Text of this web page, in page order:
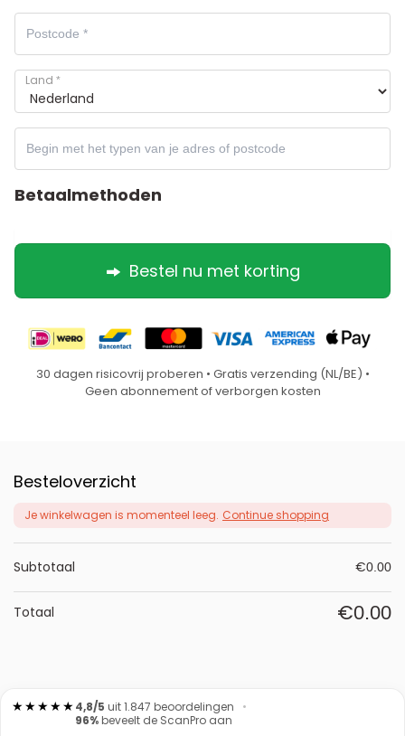
Land *
Betaalmethoden
Bestel nu met korting
30 dagen risicovrij proberen • Gratis verzending (NL/BE) •
Geen abonnement of verborgen kosten
Besteloverzicht
Je winkelwagen is momenteel leeg. Continue shopping
Subtotaal €0.00
Totaal €0.00
★★★★★4,8/5 uit1.847 beoordelingen
•
96% beveelt de ScanPro aan